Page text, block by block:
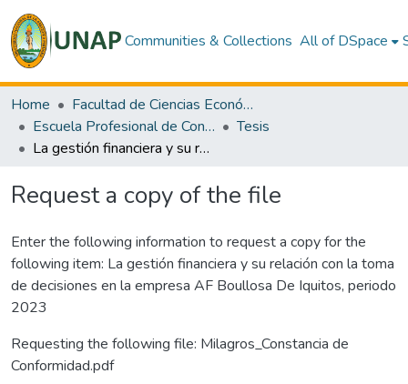
Communities & Collections All of DSpace
Home
Facultad de Ciencias Económicas y de Negocios
Escuela Profesional de Contabilidad
Tesis
La gestión financiera y su relación con la toma de decisiones en la empresa AF Boullosa De Iquitos, periodo 2023
Request a copy of the file
Enter the following information to request a copy for the
following item: La gestión financiera y su relación con la toma
de decisiones en la empresa AF Boullosa De Iquitos, periodo
2023
Requesting the following file: Milagros_Constancia de
Conformidad.pdf